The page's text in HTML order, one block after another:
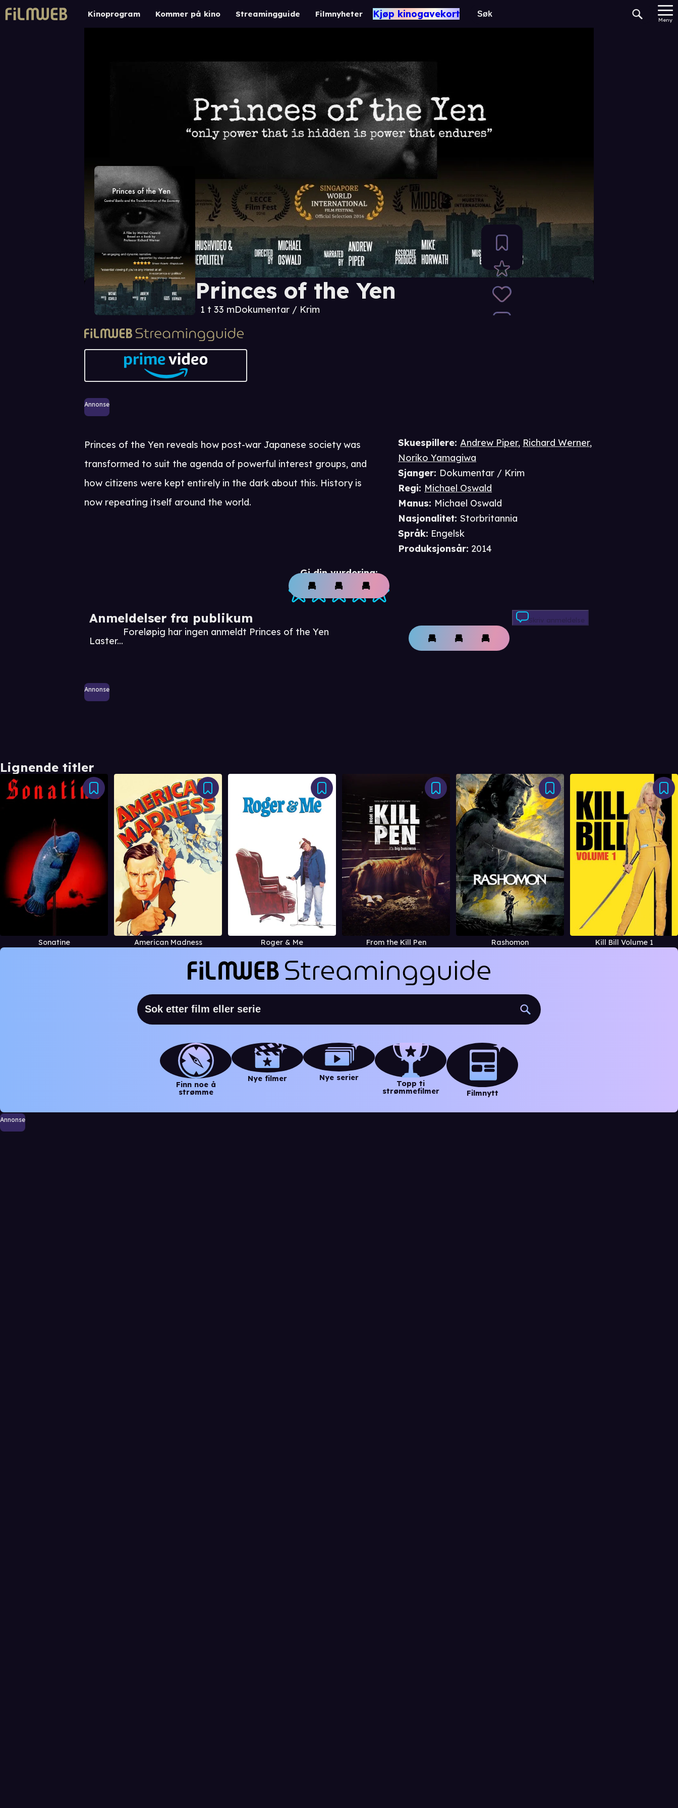
Kinoprogram Kommer på kino Streamingguide Filmnyheter Kjøp kinogavekort
Meny
Princes of the Yen
1 t 33 mDokumentar / Krim
Annonse
Gi din vurdering:
Anmeldelser fra publikum
Laster...
Foreløpig har ingen anmeldt Princes of the Yen
Skriv anmeldelse
Annonse
Skuespillere:Andrew Piper, Richard Werner,
Noriko Yamagiwa
Sjanger: Dokumentar / Krim
Regi: Michael Oswald
Manus: Michael Oswald
Nasjonalitet: Storbritannia
Språk: Engelsk
Produksjonsår: 2014
Princes of the Yen reveals how post-war Japanese society was
transformed to suit the agenda of powerful interest groups, and
how citizens were kept entirely in the dark about this. History is
now repeating itself around the world.
Lignende titler
Sonatine American Madness Roger & Me From the Kill Pen Rashomon Kill Bill Volume 1
Finn noe å
strømme
Nye filmer Nye serier
Topp ti
strømmefilmer
Filmnytt
Annonse